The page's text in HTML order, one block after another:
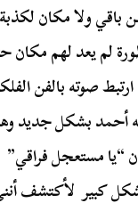
باقي ولا مكان
لم يعد لهم مكان
ارتبط صوته بالفن
أحمد بشكل جديد
“يا مستعجل فراقي”
كبير لأكتشف